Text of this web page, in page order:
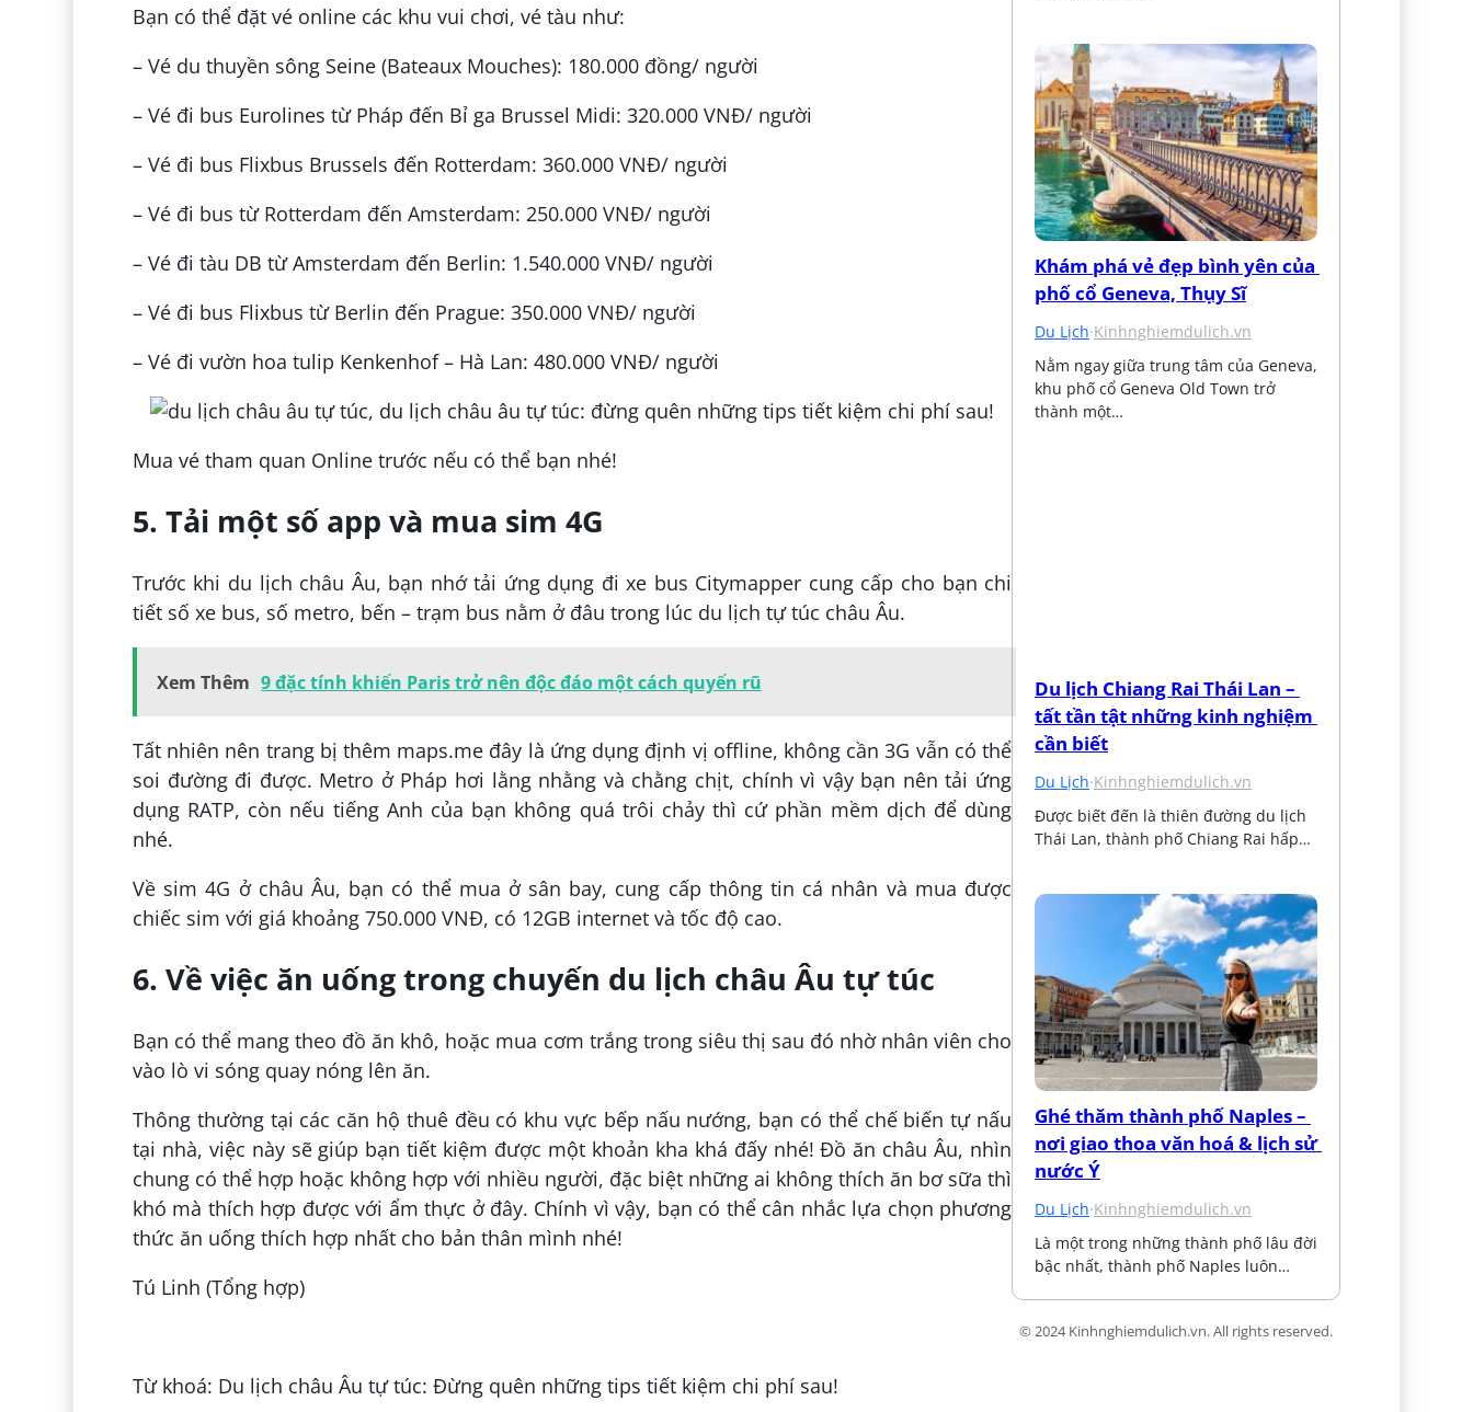
Bạn có thể đặt vé online các khu vui chơi, vé tàu như:
– Vé du thuyền sông Seine (Bateaux Mouches): 180.000 đồng/ người
– Vé đi bus Eurolines từ Pháp đến Bỉ ga Brussel Midi: 320.000 VNĐ/ người
– Vé đi bus Flixbus Brussels đến Rotterdam: 360.000 VNĐ/ người
– Vé đi bus từ Rotterdam đến Amsterdam: 250.000 VNĐ/ người
– Vé đi tàu DB từ Amsterdam đến Berlin: 1.540.000 VNĐ/ người
– Vé đi bus Flixbus từ Berlin đến Prague: 350.000 VNĐ/ người
– Vé đi vườn hoa tulip Kenkenhof – Hà Lan: 480.000 VNĐ/ người
Mua vé tham quan Online trước nếu có thể bạn nhé!
5. Tải một số app và mua sim 4G
Trước khi du lịch châu Âu, bạn nhớ tải ứng dụng đi xe bus Citymapper cung cấp cho bạn chi
tiết số xe bus, số metro, bến – trạm bus nằm ở đâu trong lúc du lịch tự túc châu Âu.
Xem Thêm 9 đặc tính khiến Paris trở nên độc đáo một cách quyến rũ
Tất nhiên nên trang bị thêm maps.me đây là ứng dụng định vị offline, không cần 3G vẫn có thể
soi đường đi được. Metro ở Pháp hơi lằng nhằng và chằng chịt, chính vì vậy bạn nên tải ứng
dụng RATP, còn nếu tiếng Anh của bạn không quá trôi chảy thì cứ phần mềm dịch để dùng
nhé.
Về sim 4G ở châu Âu, bạn có thể mua ở sân bay, cung cấp thông tin cá nhân và mua được
chiếc sim với giá khoảng 750.000 VNĐ, có 12GB internet và tốc độ cao.
6. Về việc ăn uống trong chuyến du lịch châu Âu tự túc
Bạn có thể mang theo đồ ăn khô, hoặc mua cơm trắng trong siêu thị sau đó nhờ nhân viên cho
vào lò vi sóng quay nóng lên ăn.
Thông thường tại các căn hộ thuê đều có khu vực bếp nấu nướng, bạn có thể chế biến tự nấu
tại nhà, việc này sẽ giúp bạn tiết kiệm được một khoản kha khá đấy nhé! Đồ ăn châu Âu, nhìn
chung có thể hợp hoặc không hợp với nhiều người, đặc biệt những ai không thích ăn bơ sữa thì
khó mà thích hợp được với ẩm thực ở đây. Chính vì vậy, bạn có thể cân nhắc lựa chọn phương
thức ăn uống thích hợp nhất cho bản thân mình nhé!
Tú Linh (Tổng hợp)
Từ khoá: Du lịch châu Âu tự túc: Đừng quên những tips tiết kiệm chi phí sau!
Khám phá vẻ đẹp bình yên của
phố cổ Geneva, Thụy Sĩ
Du Lịch·Kinhnghiemdulich.vn
Nằm ngay giữa trung tâm của Geneva,
khu phố cổ Geneva Old Town trở
thành một…
Du lịch Chiang Rai Thái Lan –
tất tần tật những kinh nghiệm
cần biết
Du Lịch·Kinhnghiemdulich.vn
Được biết đến là thiên đường du lịch
Thái Lan, thành phố Chiang Rai hấp…
Ghé thăm thành phố Naples –
nơi giao thoa văn hoá & lịch sử
nước Ý
Du Lịch·Kinhnghiemdulich.vn
Là một trong những thành phố lâu đời
bậc nhất, thành phố Naples luôn…
© 2024 Kinhnghiemdulich.vn. All rights reserved.